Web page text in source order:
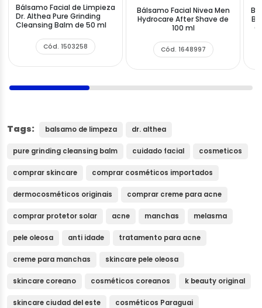
Bálsamo Facial de Limpieza
Dr. Althea Pure Grinding
Cleansing Balm de 50 ml
Cód. 1503258
Bálsamo Facial Nivea Men
Hydrocare After Shave de
100 ml
Cód. 1648997
Tags: balsamo de limpeza dr. althea
pure grinding cleansing balm cuidado facial cosmeticos
comprar skincare comprar cosméticos importados
dermocosméticos originais comprar creme para acne
comprar protetor solar acne manchas melasma
pele oleosa anti idade tratamento para acne
creme para manchas skincare pele oleosa
skincare coreano cosméticos coreanos k beauty original
skincare ciudad del este cosméticos Paraguai